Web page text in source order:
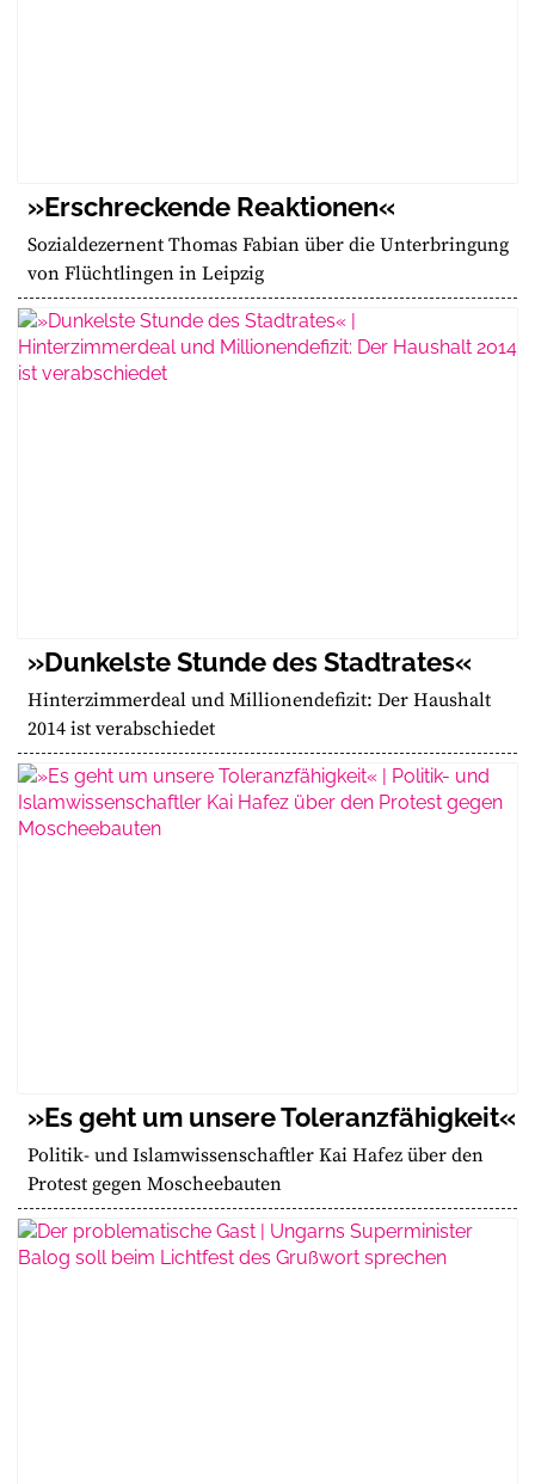
»Erschreckende Reaktionen«
Sozialdezernent Thomas Fabian über die Unterbringung
von Flüchtlingen in Leipzig
»Dunkelste Stunde des Stadtrates«
Hinterzimmerdeal und Millionendefizit: Der Haushalt
2014 ist verabschiedet
»Es geht um unsere Toleranzfähigkeit«
Politik- und Islamwissenschaftler Kai Hafez über den
Protest gegen Moscheebauten